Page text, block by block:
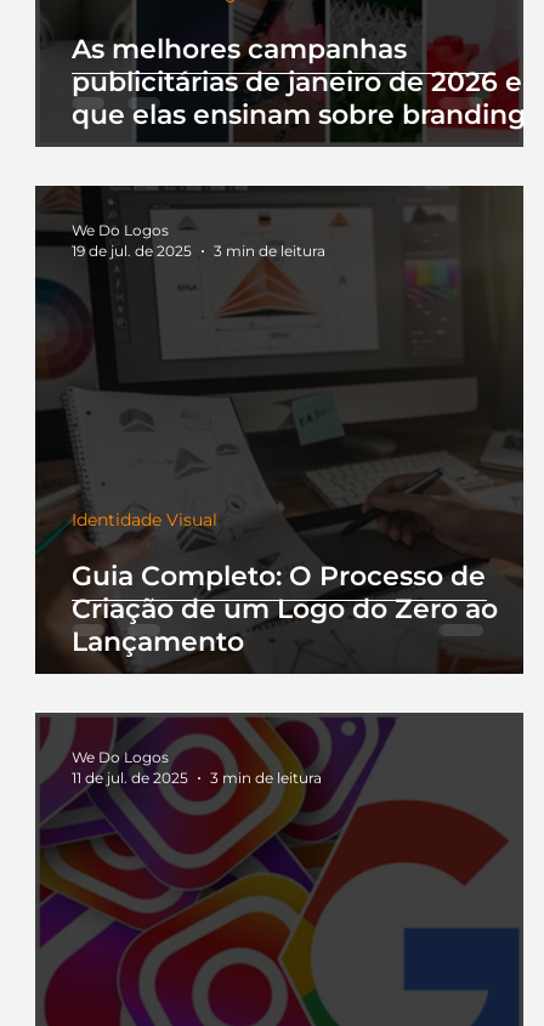
As melhores campanhas
publicitárias de janeiro de 2026 e
que elas ensinam sobre branding
Guia Completo: O Processo de
Criação de um Logo do Zero ao
Lançamento
Identidade Visual
We Do Logos
19 de jul. de 2025
3 min de leitura
We Do Logos
11 de jul. de 2025
3 min de leitura